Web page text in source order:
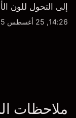
إلى التحول للون
النظرة الفنية
14:26, 25 أغسطس 2025
ملاحظات